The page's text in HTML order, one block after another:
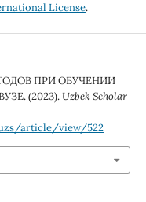
License.
ПРИ ОБУЧЕНИИ
(2023).Uzbek Scholar
article/view/522